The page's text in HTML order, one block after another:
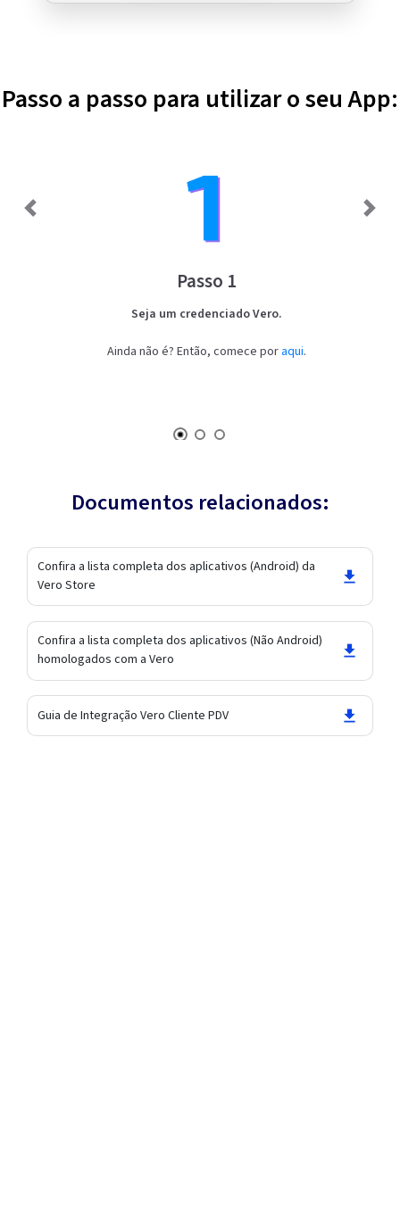
Passo a passo para utilizar o seu App:
Passo 1
Seja um credenciado Vero.
Ainda não é? Então, comece poraqui.
Documentos relacionados:
Confira a lista completa dos aplicativos (Android) da
Vero Store
Confira a lista completa dos aplicativos (Não Android)
homologados com a Vero
Guia de Integração Vero Cliente PDV